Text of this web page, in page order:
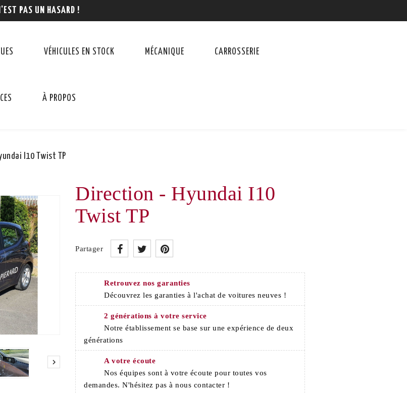
PAS UN HASARD !
VÉHICULES EN STOCK MÉCANIQUE CARROSSERIE
À PROPOS
I10 Twist TP

Direction - Hyundai I10
Twist TP
Partager
Retrouvez nos garanties
Découvrez les garanties à l'achat de voitures neuves !
2 générations à votre service
Notre établissement se base sur une expérience de deux
générations
A votre écoute
Nos équipes sont à votre écoute pour toutes vos
demandes. N'hésitez pas à nous contacter !